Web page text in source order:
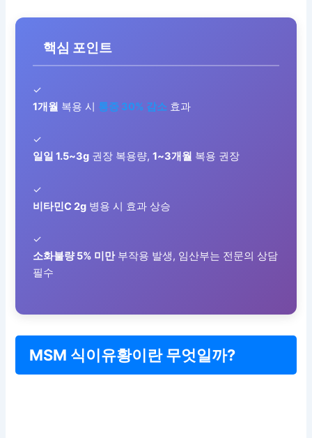
핵심 포인트
✓
1개월 복용 시 통증 30% 감소 효과
✓
일일 1.5~3g 권장 복용량,1~3개월 복용 권장
✓
비타민C 2g 병용 시 효과 상승
✓
소화불량 5% 미만부작용 발생, 임산부는 전문의 상담
필수
MSM 식이유황이란 무엇일까?